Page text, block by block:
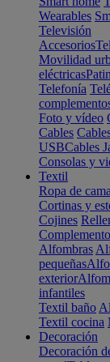
Wearables
Televisión
Accesorios
Movilidad
eléctricas
Telefonía
Foto y vídeo
Cables
USBCables
Consolas y
Textil
Ropa de cama
Cortinas y
Cojines
Alfombras
pequeñas
exterior
infantiles
Textil baño
Textil cocina
Decoración
Decoración